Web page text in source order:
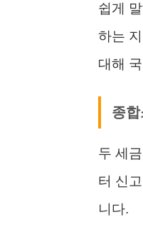
쉽게
하는
대해
종
두 세
터 신
니다.